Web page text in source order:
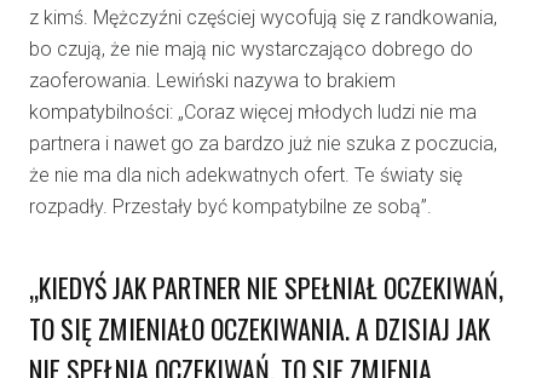
z kimś. Mężczyźni częściej wycofują się z randkowania,
bo czują, że nie mają nic wystarczająco dobrego do
zaoferowania. Lewiński nazywa to brakiem
kompatybilności: „Coraz więcej młodych ludzi nie ma
partnera i nawet go za bardzo już nie szuka z poczucia,
że nie ma dla nich adekwatnych ofert. Te światy się
rozpadły. Przestały być kompatybilne ze sobą”.
„KIEDYŚ JAK PARTNER NIE SPEŁNIAŁ OCZEKIWAŃ,
TO SIĘ ZMIENIAŁO OCZEKIWANIA. A DZISIAJ JAK
NIE SPEŁNIA OCZEKIWAŃ, TO SIĘ ZMIENIA